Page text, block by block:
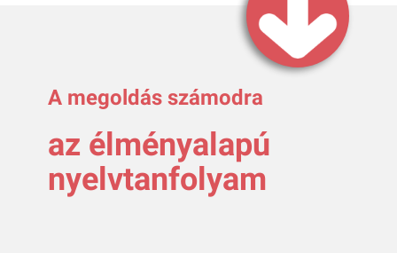
A megoldás számodra
az élményalapú
nyelvtanfolyam